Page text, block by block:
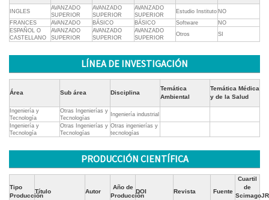
INGLES
AVANZADO
SUPERIOR
AVANZADO
SUPERIOR
AVANZADO
SUPERIOR
Estudio Instituto NO
FRANCES
AVANZADO BÁSICO BÁSICO Software
NO
ESPAÑOL O
CASTELLANO
AVANZADO
SUPERIOR
AVANZADO
SUPERIOR
AVANZADO
SUPERIOR
Otros SI
LÍNEA DE INVESTIGACIÓN
Área Sub área Disciplina
Temática
Ambiental
Temática Médica
y de la Salud
Ingeniería y
Tecnología
Otras Ingenierías y
Tecnologías
Ingeniería industrial
Ingeniería y
Tecnología
Otras Ingenierías y
Tecnologías
Otras ingenierías y
tecnologías
PRODUCCIÓN CIENTÍFICA
Tipo
Producción
Título Autor
Año de
Producción
DOI Revista Fuente
Cuartil
de
ScimagoJR